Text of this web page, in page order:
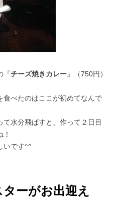
『チーズ焼きカレー』（750円）
食べたのはここが初めてなんで
水分飛ばすと、作って２日目
いです^^
ーがお出迎え